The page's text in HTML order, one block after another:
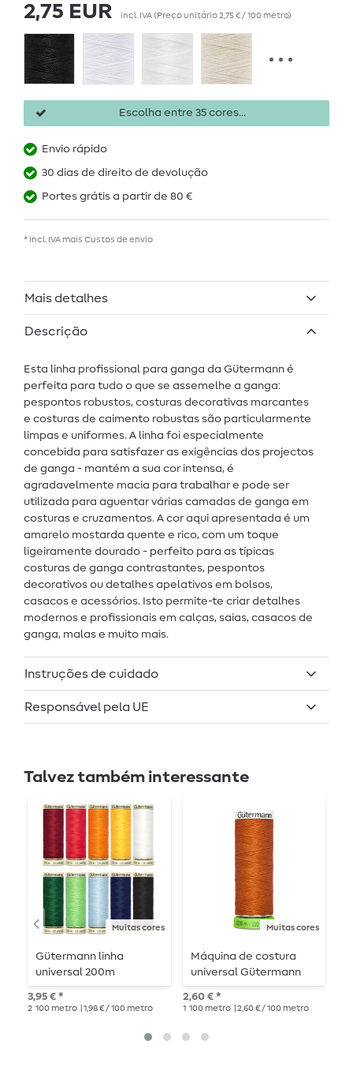
2,75 EUR incl. IVA(Preço unitário2,75 € / 100 metro)
Escolha entre 35 cores...
Envio rápido
30 dias de direito de devolução
Portes grátis a partir de 80 €
* incl. IVA mais Custos de envio
Mais detalhes
Descrição
Esta linha profissional para ganga da Gütermann é
perfeita para tudo o que se assemelhe a ganga:
pespontos robustos, costuras decorativas marcantes
e costuras de caimento robustas são particularmente
limpas e uniformes. A linha foi especialmente
concebida para satisfazer as exigências dos projectos
de ganga - mantém a sua cor intensa, é
agradavelmente macia para trabalhar e pode ser
utilizada para aguentar várias camadas de ganga em
costuras e cruzamentos. A cor aqui apresentada é um
amarelo mostarda quente e rico, com um toque
ligeiramente dourado - perfeito para as típicas
costuras de ganga contrastantes, pespontos
decorativos ou detalhes apelativos em bolsos,
casacos e acessórios. Isto permite-te criar detalhes
modernos e profissionais em calças, saias, casacos de
ganga, malas e muito mais.
Instruções de cuidado
Responsável pela UE
Talvez também interessante
Muitas cores
Gütermann linha
universal 200m
3,95 € *
2 100 metro | 1,98 € / 100 metro
Muitas cores
Máquina de costura
universal Gütermann
rPET 100m
2,60 € *
1 100 metro | 2,60 € / 100 metro